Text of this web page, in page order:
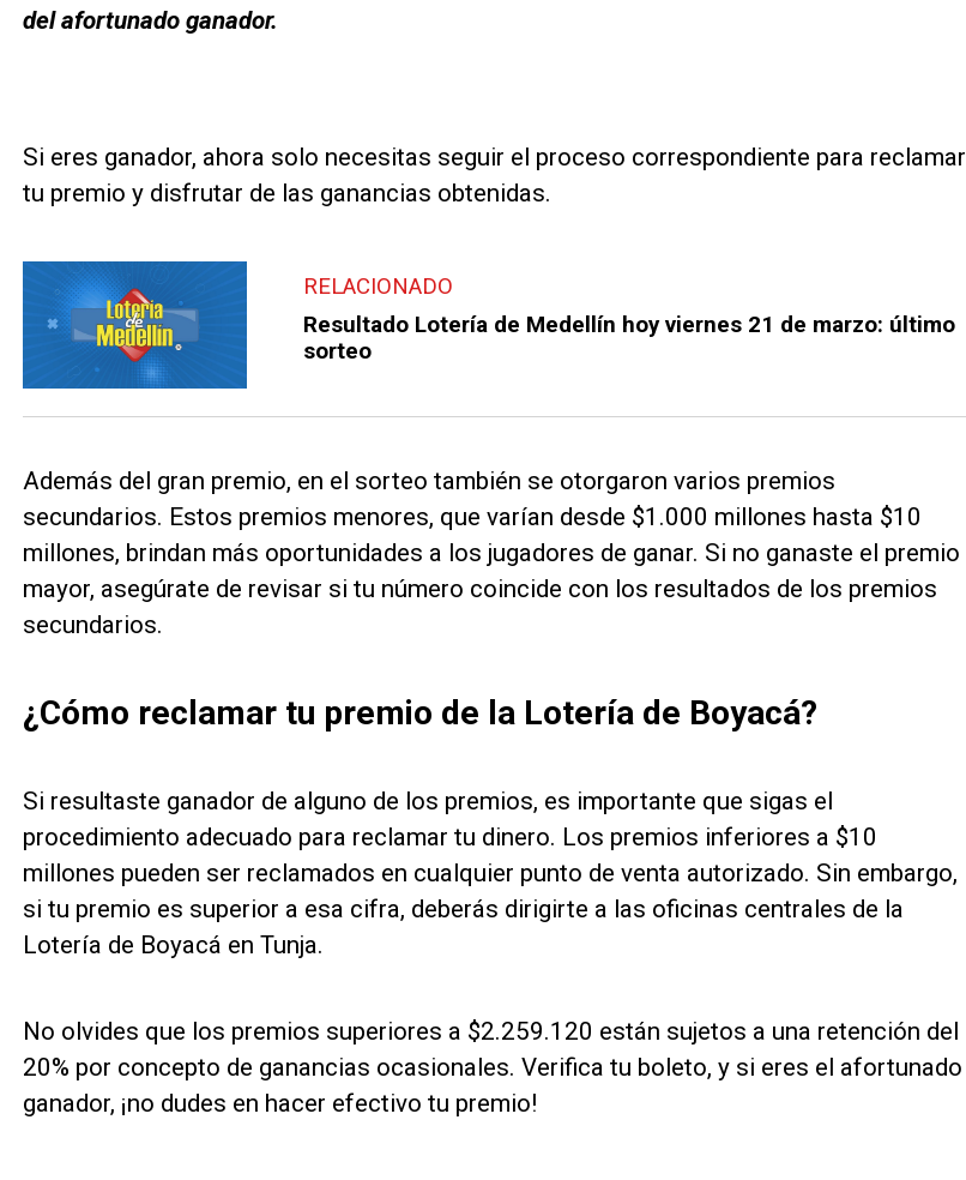
del afortunado ganador.
Si eres ganador, ahora solo necesitas seguir el proceso correspondiente para reclamar
tu premio y disfrutar de las ganancias obtenidas.
RELACIONADO
Resultado Lotería de Medellín hoy viernes 21 de marzo: último
sorteo
Además del gran premio, en el sorteo también se otorgaron varios premios
secundarios. Estos premios menores, que varían desde $1.000 millones hasta $10
millones, brindan más oportunidades a los jugadores de ganar. Si no ganaste el premio
mayor, asegúrate de revisar si tu número coincide con los resultados de los premios
secundarios.
¿Cómo reclamar tu premio de la Lotería de Boyacá?
Si resultaste ganador de alguno de los premios, es importante que sigas el
procedimiento adecuado para reclamar tu dinero. Los premios inferiores a $10
millones pueden ser reclamados en cualquier punto de venta autorizado. Sin embargo,
si tu premio es superior a esa cifra, deberás dirigirte a las oficinas centrales de la
Lotería de Boyacá en Tunja.
No olvides que los premios superiores a $2.259.120 están sujetos a una retención del
20% por concepto de ganancias ocasionales. Verifica tu boleto, y si eres el afortunado
ganador, ¡no dudes en hacer efectivo tu premio!